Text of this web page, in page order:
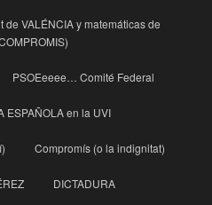
de VALÉNCIA y matemáticas de
PSOEeeee… Comité Federal
ESPAÑOLA en la UVI
Compromís (o la indignitat)
DICTADURA